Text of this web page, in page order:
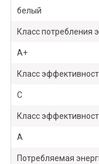
белый
Класс потребления
A+
Класс
C
Класс
A
Потребляемая